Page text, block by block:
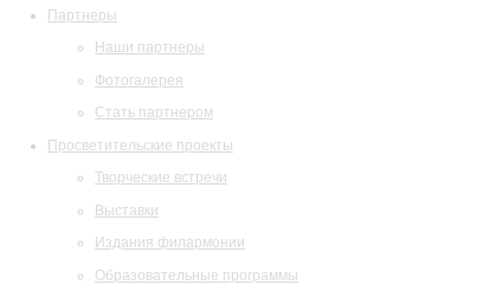
Партнеры
Наши партнеры
Фотогалерея
Стать партнером
Просветительские проекты
Творческие встречи
Выставки
Издания филармонии
Образовательные программы